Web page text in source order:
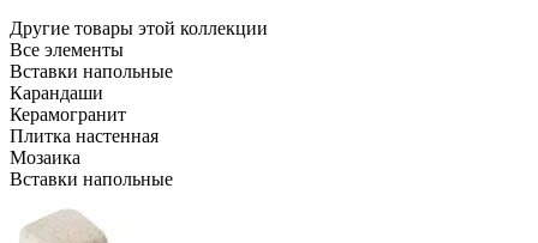
Другие товары этой коллекции
Все элементы
Вставки напольные
Карандаши
Керамогранит
Плитка настенная
Мозаика
Вставки напольные